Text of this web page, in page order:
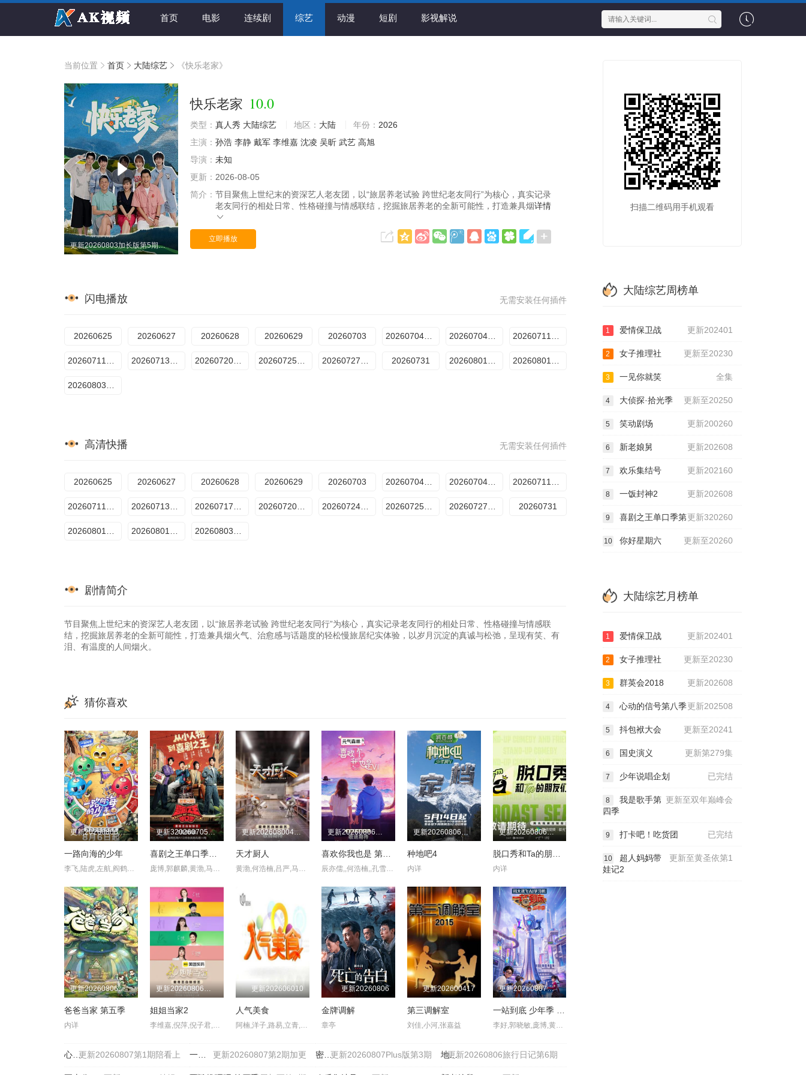
首页 电影 连续剧 综艺 动漫 短剧 影视解说
当前位置 首页 大陆综艺 《快乐老家》
更新20260803加长版第5期：维嘉试图和吴昕
快乐老家 10.0
类型： 真人秀 大陆综艺 地区： 大陆 年份： 2026
主演： 孙浩 李静 戴军 李维嘉 沈凌 吴昕 武艺 高旭
导演： 未知
更新： 2026-08-05
简介： 节目聚焦上世纪末的资深艺人老友团，以“旅居养老试验 跨世纪老友同行”为核心，真实记录
老友同行的相处日常、性格碰撞与情感联结，挖掘旅居养老的全新可能性，打造兼具烟详情
立即播放
无需安装任何插件
闪电播放
20260625 20260627 20260628 20260629 20260703 20260704第2期 20260704加料版
20260720加长版 20260725加更版第5期 20260731
无需安装任何插件
高清快播
20260625 20260627 20260628 20260629 20260703 20260704第2期 20260704加料版
20260720加长版 20260724周报 20260725加更版第5期 20260731
剧情简介
节目聚焦上世纪末的资深艺人老友团，以“旅居养老试验 跨世纪老友同行”为核心，真实记录老友同行的相处日常、性格碰撞与情感联
结，挖掘旅居养老的全新可能性，打造兼具烟火气、治愈感与话题度的轻松慢旅居纪实体验，以岁月沉淀的真诚与松弛，呈现有笑、有
泪、有温度的人间烟火。
猜你喜欢
更新20260806第1期
一路向海的少年
李飞,陆虎,左航,阎鹤祥,朱志鑫,苏新皓,张极,张泽禹
更新320260705第1期加更
喜剧之王单口季第三季
庞博,郭麒麟,黄渤,马思纯
更新202608004第8期吃播直拍
天才厨人
黄渤,何浩楠,吕严,马頔,王祖蓝,杨超越,岳云鹏,张柏芝
更新20260806第10期三
喜欢你我也是 第六季
辰亦儒,,何浩楠,,孔雪儿,美娜,王一珩,张馨予
更新20260806第25期上
种地吧4
内详
更新20260806第3期离场之后
脱口秀和Ta的朋友们 第三季
内详
更新20260806萌娃当家第12期
爸爸当家 第五季
内详
更新20260806母带2第4期下
姐姐当家2
更新202606010
人气美食
更新20260806
金牌调解
章亭
更新202600417
第三调解室
刘佳,小河,张嘉益
更新20260807第1期
李好,郭晓敏,庞博,黄圣依,张雨绮,伊能静,李雪琴,,陈铭,王昱珩,,
更新20260807第1期陪看上
心动的信号 第九季 更新20260807第2期加更
一饭封神2 更新20260807Plus版第3期
密室大逃脱第八季大神版 更新20260806旅行日记第6期
地球超新鲜 第二季
扫描二维码用手机观看
大陆综艺周榜单
更新202401
1 爱情保卫战
更新至20230
2 女子推理社
全集
3 一见你就笑
更新至20250
4 大侦探·拾光季
更新200260
5 笑动剧场
更新202608
6 新老娘舅
更新202160
7 欢乐集结号
更新202608
8 一饭封神2
更新320260
9 喜剧之王单口季第
更新至20260
10 你好星期六
大陆综艺月榜单
更新202401
1 爱情保卫战
更新至20230
2 女子推理社
更新202608
3 群英会2018
更新202508
4 心动的信号第八季
更新至20241
5 抖包袱大会
更新第279集
6 国史演义
已完结
7 少年说唱企划
更新至双年巅峰会
8
我是歌手第
四季
已完结
9 打卡吧！吃货团
更新至黄圣依第1
10
超人妈妈带
娃记2